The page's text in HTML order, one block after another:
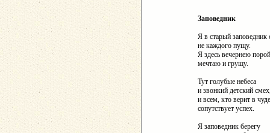
Заповедник
Я в старый заповедник
не каждого пущу.
Я здесь вечернею порой
мечтаю и грущу.
Тут голубые небеса
и звонкий детский
и всем, кто верит в
сопутствует успех.
Я заповедник берегу